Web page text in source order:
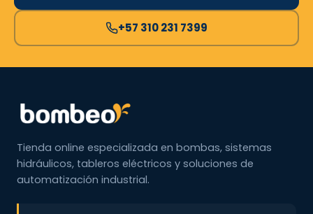
+57 310 231 7399
Tienda online especializada en bombas, sistemas
hidráulicos, tableros eléctricos y soluciones de
automatización industrial.